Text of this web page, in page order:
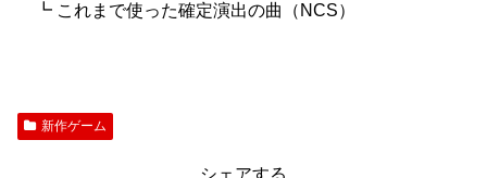
┗ これまで使った確定演出の曲（NCS）
新作ゲーム
シェアする